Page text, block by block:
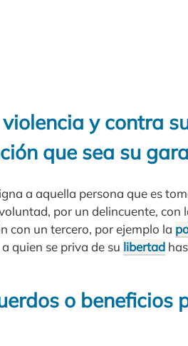
y contra
que sea su
a aquella persona que es
por un delincuente, con
con un tercero, por ejemplo la
quien se priva de su libertad
o beneficios